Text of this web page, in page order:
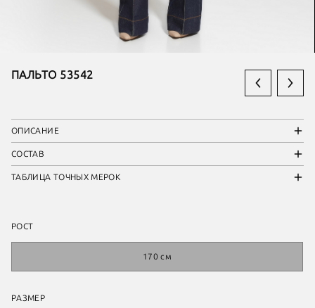
ПАЛЬТО 53542
ОПИСАНИЕ
СОСТАВ
ТАБЛИЦА ТОЧНЫХ МЕРОК
РОСТ
170 см
РАЗМЕР